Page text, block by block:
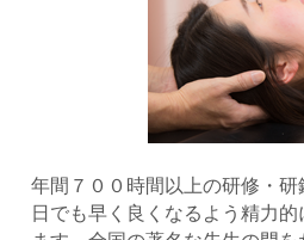
年間７００時間以上の研修・
日でも早く良くなるよう精力